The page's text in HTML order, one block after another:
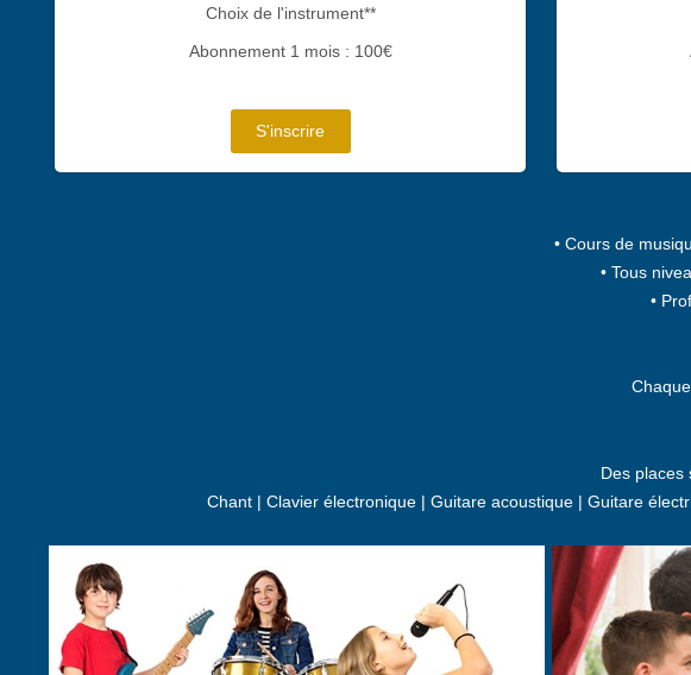
Choix de l'instrument**
Abonnement 1 mois : 100€
S'inscrire
• Cours de
• Tous
•
Des places
Chant | Clavier électronique | Guitare acoustique | Guitare